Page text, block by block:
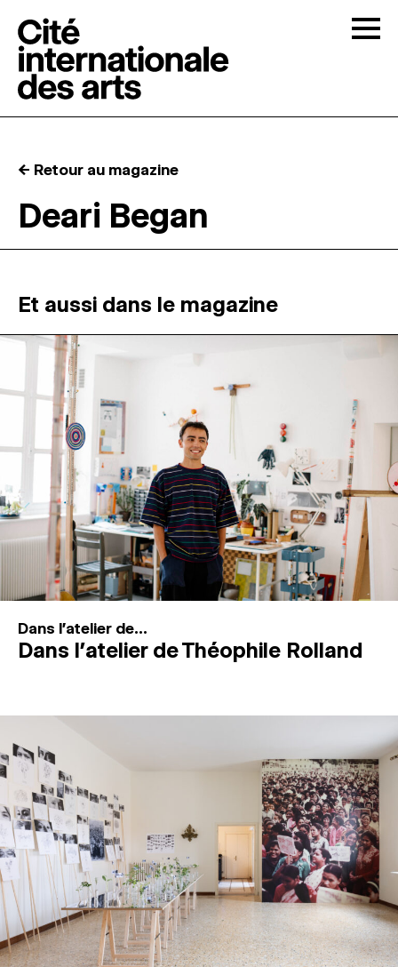
RÉSIDENCES ↓
ATELIERS OUVERTS
PROGRAMMATION
MAGAZINE
ESPACES DE PRATIQUE ARTISTIQUE ↓
Recherche
Connexion
← Retour au magazine
Deari Began
Et aussi dans le magazine
Dans l'atelier de...
Dans l’atelier de Théophile Rolland